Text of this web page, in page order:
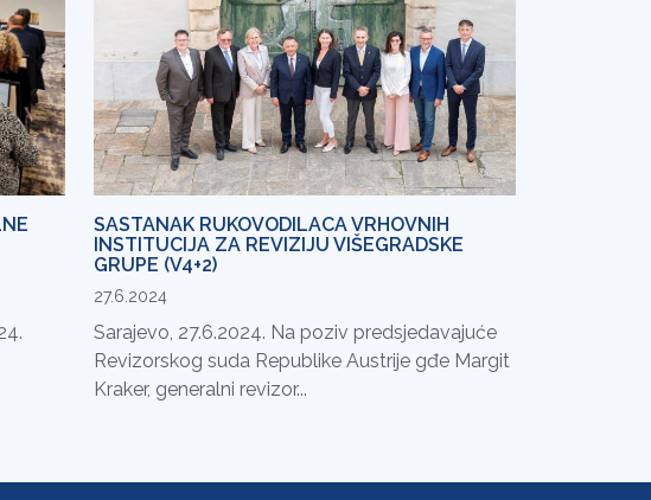
SASTANAK RUKOVODILACA VRHOVNIH
INSTITUCIJA ZA REVIZIJU VIŠEGRADSKE
GRUPE (V4+2)
27.6.2024
Sarajevo, 27.6.2024. Na poziv predsjedavajuće
Revizorskog suda Republike Austrije gđe Margit
Kraker, generalni revizor...